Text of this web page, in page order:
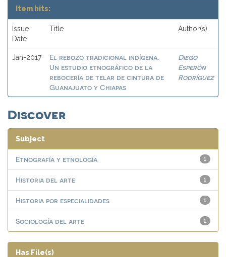
Item hits:
Issue
Date
Title Author(s)
Jan-2017
El rebozo tradicional indígena.
Un estudio etnográfico de la
rebocería de telar de cintura de
Guanajuato y Chiapas
Diego
Esperón
Rodríguez
Discover
Subject
1
Etnografía y etnología
1
Historia del arte
1
Historia por especialidades
1
Sociología del arte
Has File(s)